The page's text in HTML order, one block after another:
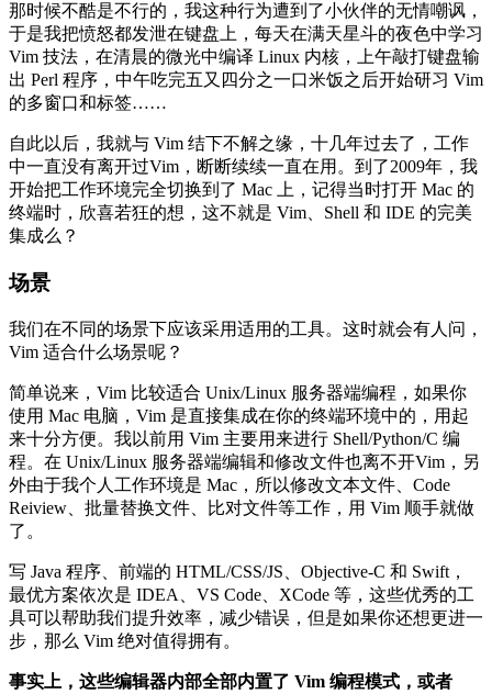
那时候不酷是不行的，我这种行为遭到了小伙伴的无情嘲讽，
于是我把愤怒都发泄在键盘上，每天在满天星斗的夜色中学习
Vim 技法，在清晨的微光中编译 Linux 内核，上午敲打键盘输
出 Perl 程序，中午吃完五又四分之一口米饭之后开始研习 Vim
的多窗口和标签……
自此以后，我就与 Vim 结下不解之缘，十几年过去了，工作
中一直没有离开过Vim，断断续续一直在用。到了2009年，我
开始把工作环境完全切换到了 Mac 上，记得当时打开 Mac 的
终端时，欣喜若狂的想，这不就是 Vim、Shell 和 IDE 的完美
集成么？
场景
我们在不同的场景下应该采用适用的工具。这时就会有人问，
Vim 适合什么场景呢？
简单说来，Vim 比较适合 Unix/Linux 服务器端编程，如果你
使用 Mac 电脑，Vim 是直接集成在你的终端环境中的，用起
来十分方便。我以前用 Vim 主要用来进行 Shell/Python/C 编
程。在 Unix/Linux 服务器端编辑和修改文件也离不开Vim，另
外由于我个人工作环境是 Mac，所以修改文本文件、Code
Reiview、批量替换文件、比对文件等工作，用 Vim 顺手就做
了。
写 Java 程序、前端的 HTML/CSS/JS、Objective-C 和 Swift，
最优方案依次是 IDEA、VS Code、XCode 等，这些优秀的工
具可以帮助我们提升效率，减少错误，但是如果你还想更进一
步，那么 Vim 绝对值得拥有。
事实上，这些编辑器内部全部内置了 Vim 编程模式，或者